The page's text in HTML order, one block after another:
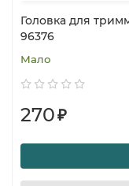
Головка для
96376
Мало
270₽